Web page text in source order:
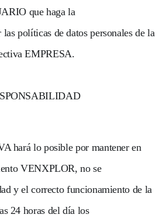
que haga la
políticas de datos personales de la
EMPRESA.
hará lo posible por mantener en
VENXPLOR, no se
y el correcto funcionamiento de la
24 horas del día los